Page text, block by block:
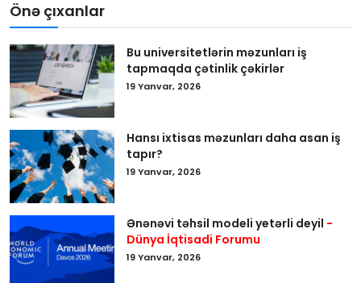
Önə çıxanlar
Bu universitetlərin məzunları iş
tapmaqda çətinlik çəkirlər
19 Yanvar, 2026
Hansı ixtisas məzunları daha asan iş
tapır?
19 Yanvar, 2026
Ənənəvi təhsil modeli yetərli deyil -
Dünya İqtisadi Forumu
19 Yanvar, 2026